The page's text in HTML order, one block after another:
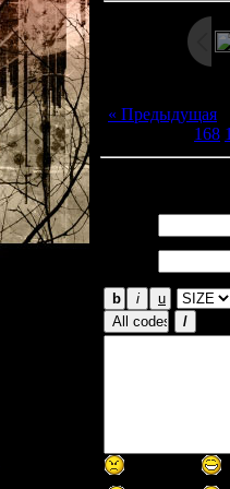
« Предыдущая
168